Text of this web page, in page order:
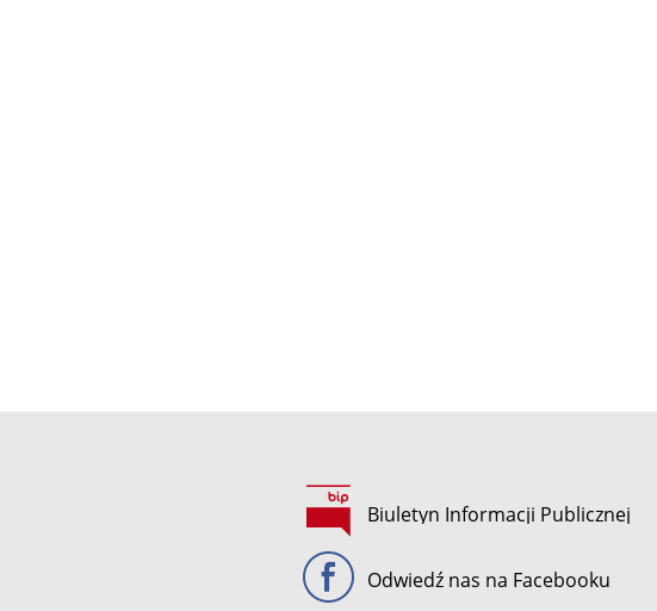
Biuletyn Informacji Publicznej
Odwiedź nas na Facebooku